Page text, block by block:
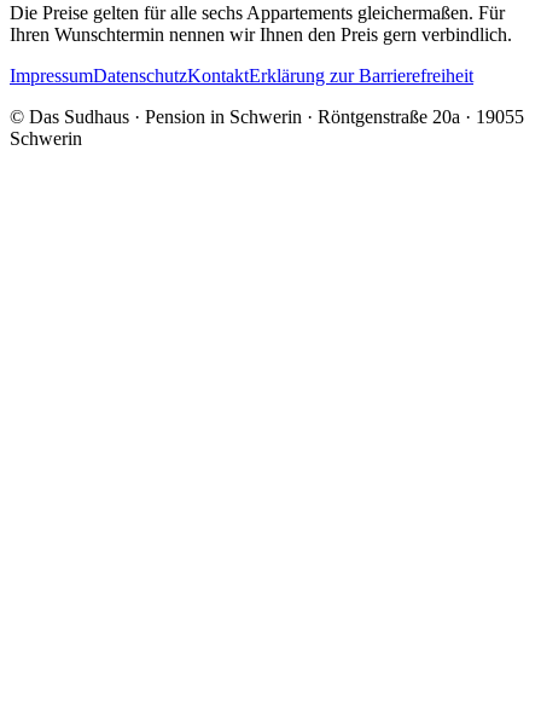
Die Preise gelten für alle sechs Appartements gleichermaßen. Für
Ihren Wunschtermin nennen wir Ihnen den Preis gern verbindlich.
ImpressumDatenschutzKontaktErklärung zur Barrierefreiheit
© Das Sudhaus · Pension in Schwerin · Röntgenstraße 20a · 19055
Schwerin